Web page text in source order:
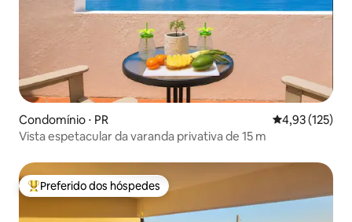
Condomínio ⋅ PR 4,93 de uma
4,93 (125)
Vista espetacular da varanda privativa de 15 m
Entre os melhores preferidos dos hóspedes
Preferido dos hóspedes